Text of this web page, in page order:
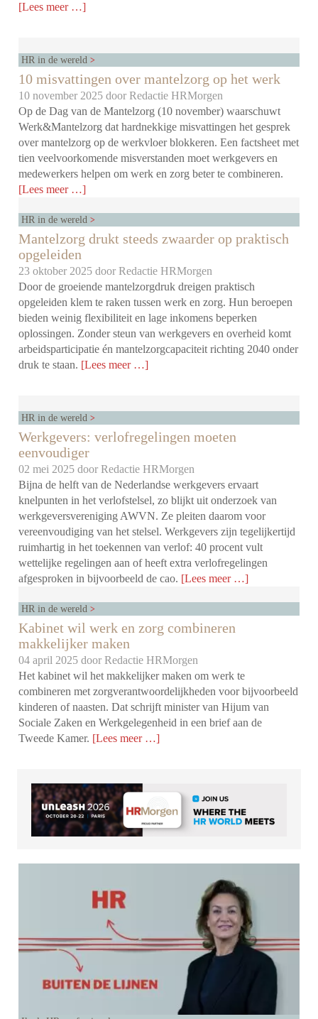
[Lees meer …]
HR in de wereld
10 misvattingen over mantelzorg op het werk
10 november 2025 doorRedactie HRMorgen
Op de Dag van de Mantelzorg (10 november) waarschuwt
Werk&Mantelzorg dat hardnekkige misvattingen het gesprek
over mantelzorg op de werkvloer blokkeren. Een factsheet met
tien veelvoorkomende misverstanden moet werkgevers en
medewerkers helpen om werk en zorg beter te combineren.
[Lees meer …]
HR in de wereld
Mantelzorg drukt steeds zwaarder op praktisch
opgeleiden
23 oktober 2025 doorRedactie HRMorgen
Door de groeiende mantelzorgdruk dreigen praktisch
opgeleiden klem te raken tussen werk en zorg. Hun beroepen
bieden weinig flexibiliteit en lage inkomens beperken
oplossingen. Zonder steun van werkgevers en overheid komt
arbeidsparticipatie én mantelzorgcapaciteit richting 2040 onder
druk te staan. [Lees meer …]
HR in de wereld
Werkgevers: verlofregelingen moeten
eenvoudiger
02 mei 2025 doorRedactie HRMorgen
Bijna de helft van de Nederlandse werkgevers ervaart
knelpunten in het verlofstelsel, zo blijkt uit onderzoek van
werkgeversvereniging AWVN. Ze pleiten daarom voor
vereenvoudiging van het stelsel. Werkgevers zijn tegelijkertijd
ruimhartig in het toekennen van verlof: 40 procent vult
wettelijke regelingen aan of heeft extra verlofregelingen
afgesproken in bijvoorbeeld de cao. [Lees meer …]
HR in de wereld
Kabinet wil werk en zorg combineren
makkelijker maken
04 april 2025 doorRedactie HRMorgen
Het kabinet wil het makkelijker maken om werk te
combineren met zorgverantwoordelijkheden voor bijvoorbeeld
kinderen of naasten. Dat schrijft minister van Hijum van
Sociale Zaken en Werkgelegenheid in een brief aan de
Tweede Kamer. [Lees meer …]